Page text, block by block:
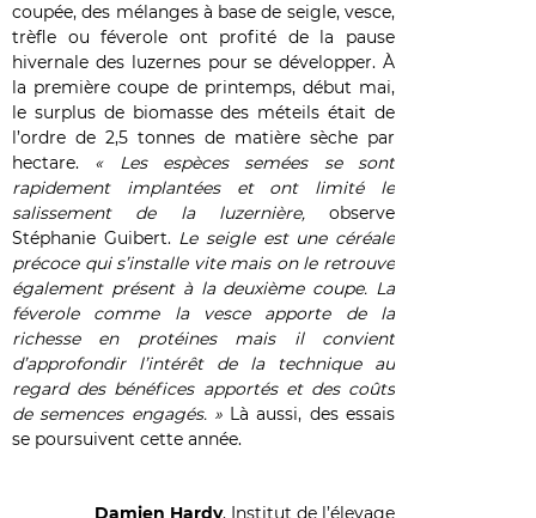
coupée, des mélanges à base de seigle, vesce,
trèfle ou féverole ont profité de la pause
hivernale des luzernes pour se développer. À
la première coupe de printemps, début mai,
le surplus de biomasse des méteils était de
l’ordre de 2,5 tonnes de matière sèche par
hectare. « Les espèces semées se sont
rapidement implantées et ont limité le
salissement de la luzernière,observe
Stéphanie Guibert. Le seigle est une céréale
précoce qui s’installe vite mais on le retrouve
également présent à la deuxième coupe. La
féverole comme la vesce apporte de la
richesse en protéines mais il convient
d’approfondir l’intérêt de la technique au
regard des bénéfices apportés et des coûts
de semences engagés. »Là aussi, des essais
se poursuivent cette année.
Damien Hardy, Institut de l’élevage